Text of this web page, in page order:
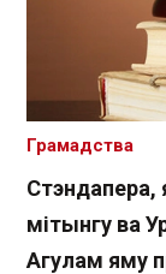
Стэндапера,
мітынгу ва
Агулам яму
Грамадства